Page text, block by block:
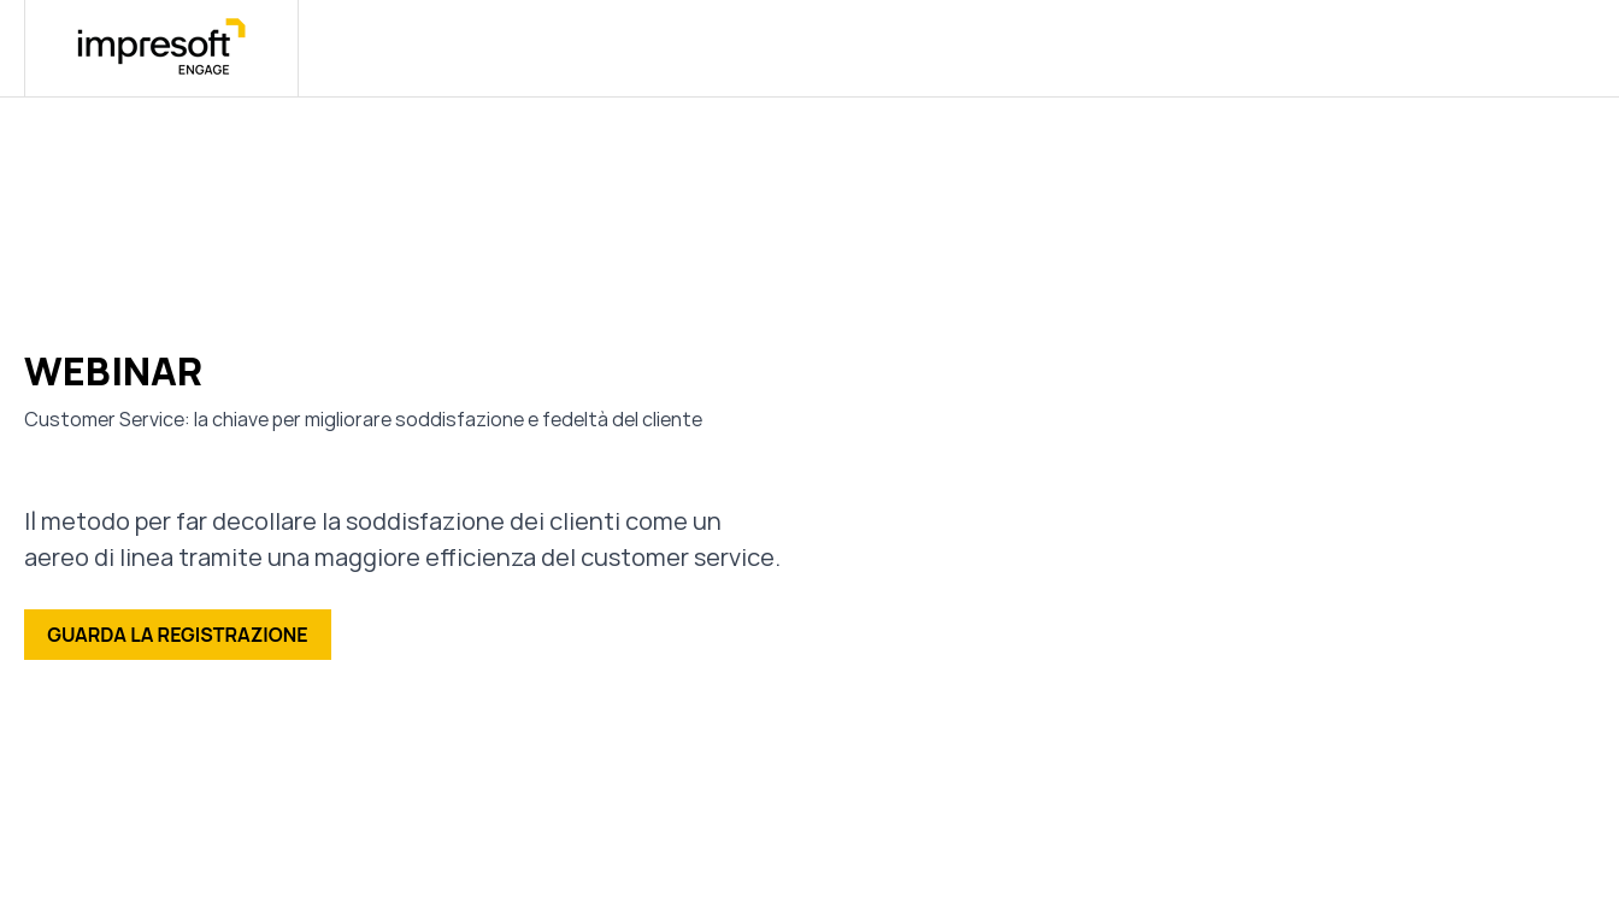
WEBINAR
Customer Service: la chiave per migliorare soddisfazione e fedeltà del cliente
Il metodo per far decollare la soddisfazione dei clienti come un
aereo di linea tramite una maggiore efficienza del customer service.